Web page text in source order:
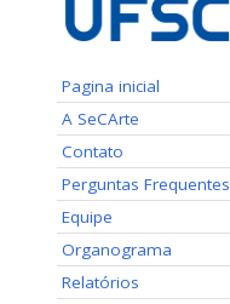
Pagina inicial
A SeCArte
Contato
Perguntas Frequentes
Equipe
Organograma
Relatórios